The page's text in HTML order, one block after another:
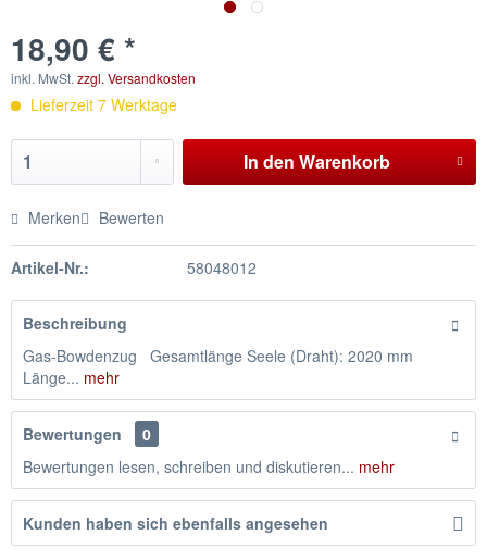
18,90 € *
inkl. MwSt. zzgl. Versandkosten
Lieferzeit 7 Werktage
In den Warenkorb
Merken Bewerten
Artikel-Nr.: 58048012
Beschreibung
Gas-Bowdenzug Gesamtlänge Seele (Draht): 2020 mm
Länge... mehr
Bewertungen
0
Bewertungen lesen, schreiben und diskutieren... mehr
Kunden haben sich ebenfalls angesehen